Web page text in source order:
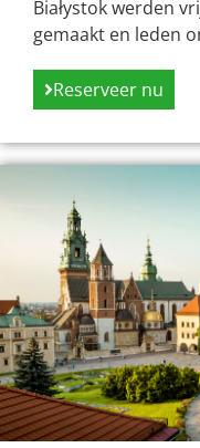
Białystok werden
gemaakt en leden
Reserveer nu